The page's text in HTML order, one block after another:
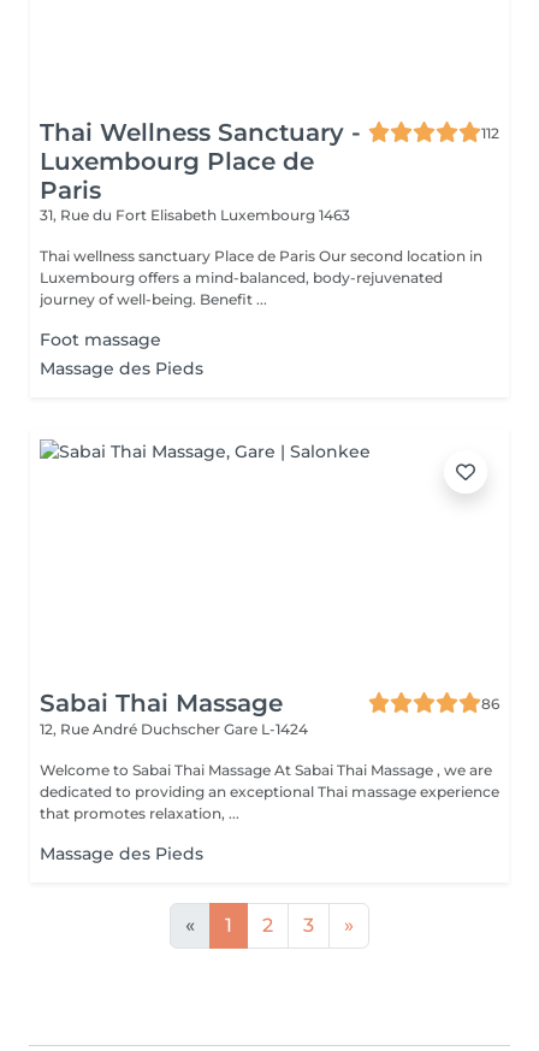
Thai Wellness Sanctuary -
Luxembourg Place de
Paris
112
31, Rue du Fort Elisabeth Luxembourg 1463
Thai wellness sanctuary Place de Paris Our second location in
Luxembourg offers a mind-balanced, body-rejuvenated
journey of well-being. Benefit ...
Foot massage
Massage des Pieds
Sabai Thai Massage
86
12, Rue André Duchscher Gare L-1424
Welcome to Sabai Thai Massage At Sabai Thai Massage , we are
dedicated to providing an exceptional Thai massage experience
that promotes relaxation, ...
Massage des Pieds
« 1 2 3 »